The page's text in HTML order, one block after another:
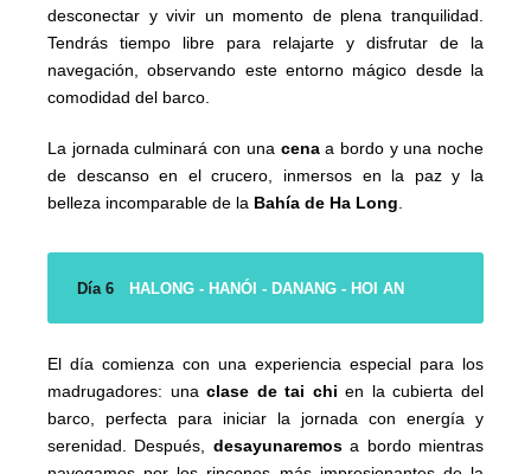
desconectar y vivir un momento de plena tranquilidad.
Tendrás tiempo libre para relajarte y disfrutar de la
navegación, observando este entorno mágico desde la
comodidad del barco.
La jornada culminará con una cenaa bordo y una noche
de descanso en el crucero, inmersos en la paz y la
belleza incomparable de la Bahía de Ha Long.
Día 6 HALONG - HANÓI - DANANG - HOI AN
El día comienza con una experiencia especial para los
madrugadores: unaclase de tai chi en la cubierta del
barco, perfecta para iniciar la jornada con energía y
serenidad. Después, desayunaremosa bordo mientras